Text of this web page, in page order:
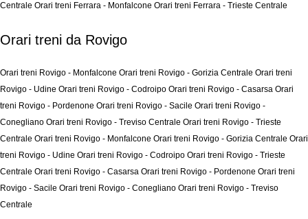
Centrale Orari treni Ferrara - Monfalcone Orari treni Ferrara - Trieste Centrale
Orari treni da Rovigo
Orari treni Rovigo - Monfalcone Orari treni Rovigo - Gorizia Centrale Orari treni
Rovigo - Udine Orari treni Rovigo - Codroipo Orari treni Rovigo - Casarsa Orari
treni Rovigo - Pordenone Orari treni Rovigo - Sacile Orari treni Rovigo -
Conegliano Orari treni Rovigo - Treviso Centrale Orari treni Rovigo - Trieste
Centrale Orari treni Rovigo - Monfalcone Orari treni Rovigo - Gorizia Centrale Orari
treni Rovigo - Udine Orari treni Rovigo - Codroipo Orari treni Rovigo - Trieste
Centrale Orari treni Rovigo - Casarsa Orari treni Rovigo - Pordenone Orari treni
Rovigo - Sacile Orari treni Rovigo - Conegliano Orari treni Rovigo - Treviso
Centrale